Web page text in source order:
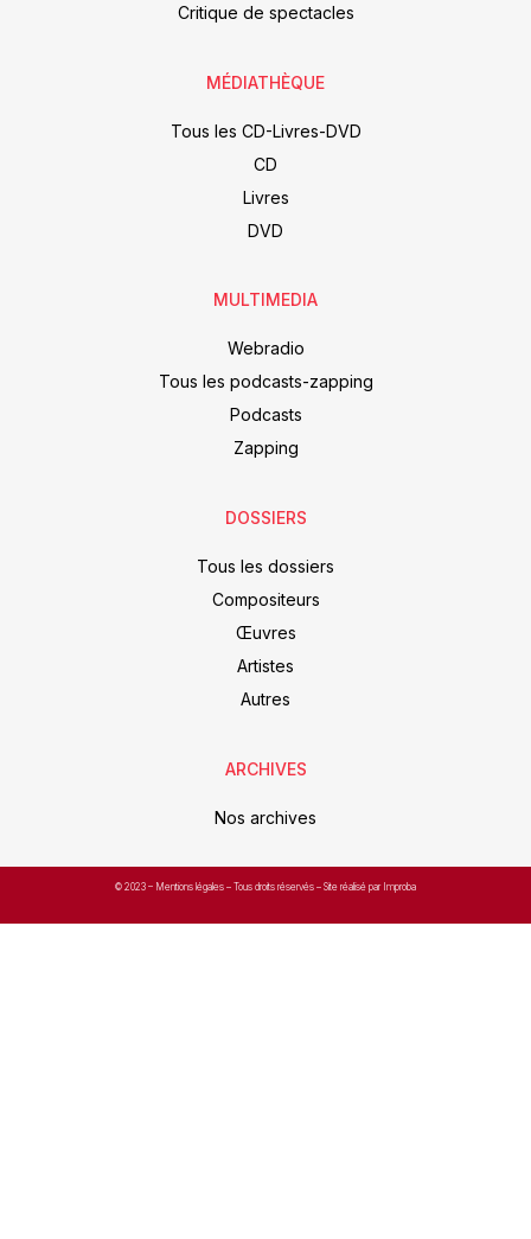
Critique de spectacles
MÉDIATHÈQUE
Tous les CD-Livres-DVD
CD
Livres
DVD
MULTIMEDIA
Webradio
Tous les podcasts-zapping
Podcasts
Zapping
DOSSIERS
Tous les dossiers
Compositeurs
Œuvres
Artistes
Autres
ARCHIVES
Nos archives
© 2023 – Mentions légales – Tous droits réservés – Site réalisé par Improba